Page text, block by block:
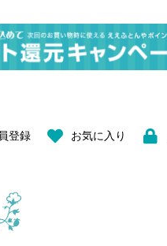
登録 お気に入り